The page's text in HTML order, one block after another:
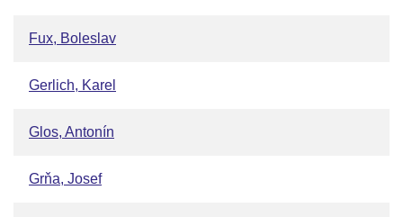
Fux, Boleslav
Gerlich, Karel
Glos, Antonín
Grňa, Josef